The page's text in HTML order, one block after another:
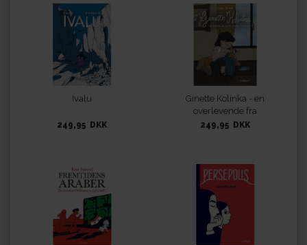
Ivalu
249,95 DKK
Ginette Kolinka - en
overlevende fra
Auschwitz-Birkenau
249,95 DKK